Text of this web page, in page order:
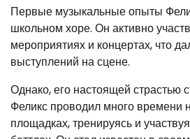
Первые музыкальные опыты
школьном хоре. Он активно
мероприятиях и концертах, что
выступлений на сцене.
Однако, его настоящей страстью
Феликс проводил много времени
площадках, тренируясь и